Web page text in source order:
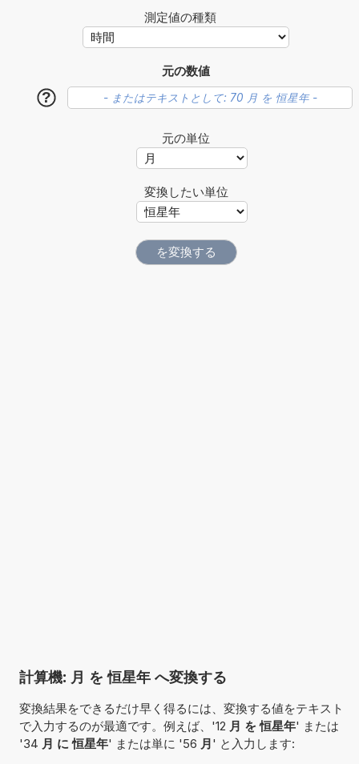
測定値の種類
元の数値
?
元の単位
変換したい単位
計算機: 月 を 恒星年 へ変換する
変換結果をできるだけ早く得るには、変換する値をテキスト
で入力するのが最適です。例えば、'12 月 を 恒星年' または
'34 月 に 恒星年' または単に '56 月' と入力します: